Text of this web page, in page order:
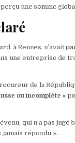
une somme
à Rennes, n’avait
une entreprise de
de la
ou incomplète »
qui n’a pas jugé
jamais répondu ».